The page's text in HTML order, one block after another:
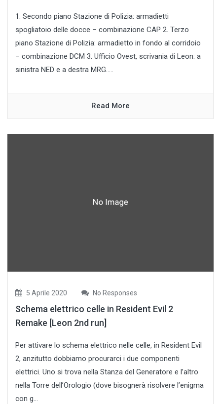
1. Secondo piano Stazione di Polizia: armadietti
spogliatoio delle docce – combinazione CAP 2. Terzo
piano Stazione di Polizia: armadietto in fondo al corridoio
– combinazione DCM 3. Ufficio Ovest, scrivania di Leon: a
sinistra NED e a destra MRG.....
Read More
5 Aprile 2020 No Responses
Schema elettrico celle in Resident Evil 2
Remake [Leon 2nd run]
Per attivare lo schema elettrico nelle celle, in Resident Evil
2, anzitutto dobbiamo procurarci i due componenti
elettrici. Uno si trova nella Stanza del Generatore e l’altro
nella Torre dell’Orologio (dove bisognerà risolvere l’enigma
con g...